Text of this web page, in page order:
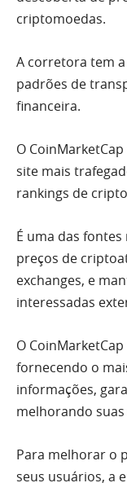
criptomoedas.
A corretora tem
padrões de
financeira.
O
site mais
rankings de
É uma das
preços de
exchanges, e
interessadas
O
fornecendo o
informações,
melhorando
Para melhorar o
seus usuários, a